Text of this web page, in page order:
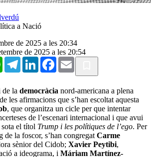
a Nació
de 2025 a les 20:34
de 2025 a les 20:54
WhatsAppTelegramLinkedInFacebook
Email
de la democràcia nord-americana a plena
les afirmacions que s’han escoltat aquesta
, que organitza un cicle per que intentar
de l’escenari internacional i que avui
sota el títol Trump i les polítiques de l’ego. Per
la foscor, s’han congregat Carme
sènior del Cidob; Xavier Peytibi,
a ideograma, i Máriam Martínez-